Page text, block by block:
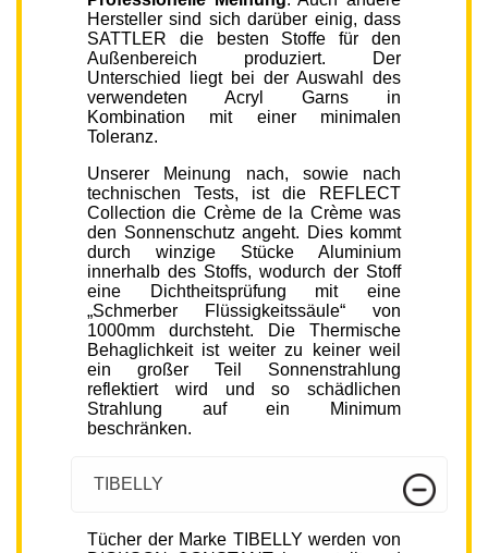
Hersteller sind sich darüber einig, dass
SATTLER die besten Stoffe für den
Außenbereich produziert. Der
Unterschied liegt bei der Auswahl des
verwendeten Acryl Garns in
Kombination mit einer minimalen
Toleranz.
Unserer Meinung nach, sowie nach
technischen Tests, ist die REFLECT
Collection die Crème de la Crème was
den Sonnenschutz angeht. Dies kommt
durch winzige Stücke Aluminium
innerhalb des Stoffs, wodurch der Stoff
eine Dichtheitsprüfung mit eine
„Schmerber Flüssigkeitssäule“ von
1000mm durchsteht. Die Thermische
Behaglichkeit ist weiter zu keiner weil
ein großer Teil Sonnenstrahlung
reflektiert wird und so schädlichen
Strahlung auf ein Minimum
beschränken.
TIBELLY
Tücher der Marke TIBELLY werden von